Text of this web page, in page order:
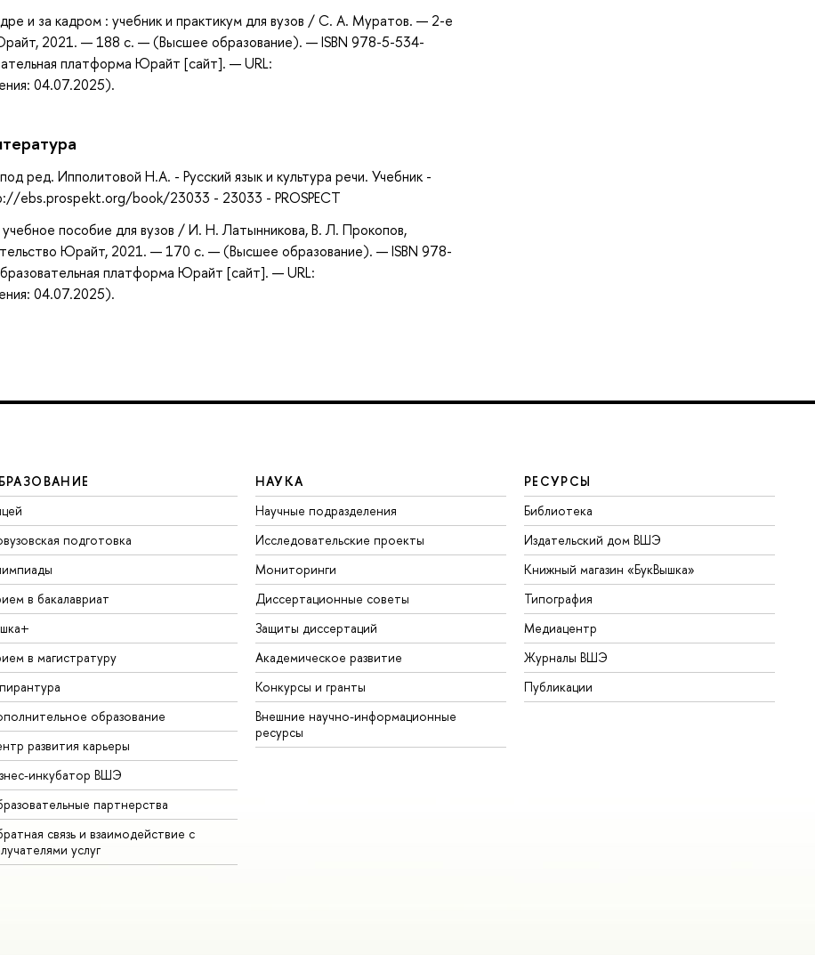
и за кадром : учебник и практикум для вузов / С. А. Муратов. — 2-е
2021. — 188 с. — (Высшее образование). — ISBN 978-5-534-
платформа Юрайт [сайт]. — URL:
04.07.2025).
ред. Ипполитовой Н.А. - Русский язык и культура речи. Учебник -
book/23033 - 23033 - PROSPECT
пособие для вузов / И. Н. Латынникова, В. Л. Прокопов,
Юрайт, 2021. — 170 с. — (Высшее образование). — ISBN 978-
платформа Юрайт [сайт]. — URL:
04.07.2025).
подготовка
в бакалавриат
в магистратуру
образование
развития карьеры
инкубатор ВШЭ
партнерства
связь и взаимодействие с
услуг
НАУКА
Научные подразделения
Исследовательские проекты
Мониторинги
Диссертационные советы
Защиты диссертаций
Академическое развитие
Конкурсы и гранты
Внешние научно-информационные
ресурсы
РЕСУРСЫ
Библиотека
Издательский дом ВШЭ
Книжный магазин «БукВышка»
Типография
Медиацентр
Журналы ВШЭ
Публикации